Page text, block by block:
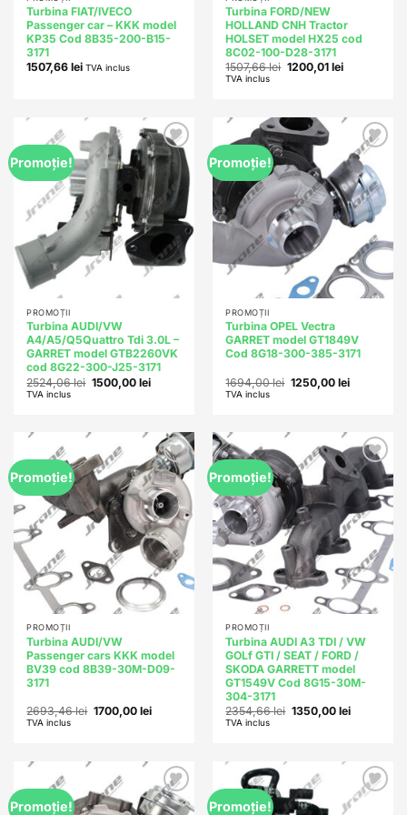
Turbina FIAT/IVECO
Passenger car – KKK model
KP35 Cod 8B35-200-B15-
3171
1507,66lei TVA inclus
Turbina FORD/NEW
HOLLAND CNH Tractor
HOLSET model HX25 cod
8C02-100-D28-3171
1507,66lei Prețul
inițial
1200,01leiPrețul
TVA inclus
Promoție!
Add to
PROMOȚII
Turbina AUDI/VW
A4/A5/Q5Quattro Tdi 3.0L –
GARRET model GTB2260VK
cod 8G22-300-J25-3171
2524,06lei Prețul
inițial
1500,00leiPrețul
TVA inclus
Promoție!
Add to
wishlist
PROMOȚII
Turbina OPEL Vectra
GARRET model GT1849V
Cod 8G18-300-385-3171
1694,00lei Prețul
inițial
1250,00leiPrețul
TVA inclus
Promoție!
Add to
wishlist
PROMOȚII
Turbina AUDI/VW
Passenger cars KKK model
BV39 cod 8B39-30M-D09-
3171
2693,46lei Prețul
inițial
1700,00leiPrețul
TVA inclus
Promoție!
Add to
wishlist
PROMOȚII
Turbina AUDI A3 TDI / VW
GOLf GTI / SEAT / FORD /
SKODA GARRETT model
GT1549V Cod 8G15-30M-
304-3171
2354,66lei Prețul
inițial
1350,00leiPrețul
TVA inclus
Promoție!
Add to
Promoție!
Add to